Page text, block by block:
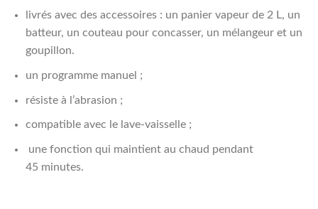
livrés avec des accessoires : un panier vapeur de 2 L, un
batteur, un couteau pour concasser, un mélangeur et un
goupillon.
un programme manuel ;
résiste à l’abrasion ;
compatible avec le lave-vaisselle ;
une fonction qui maintient au chaud pendant
45 minutes.